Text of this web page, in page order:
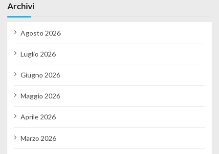
Archivi
Agosto 2026
Luglio 2026
Giugno 2026
Maggio 2026
Aprile 2026
Marzo 2026